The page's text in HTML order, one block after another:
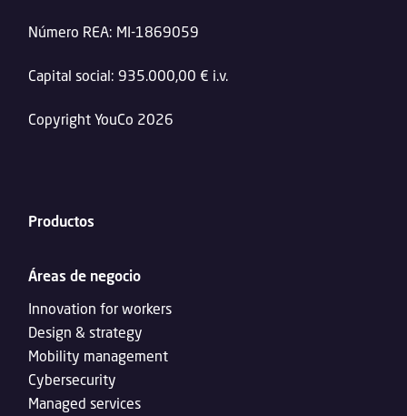
Número REA: MI-1869059
Capital social: 935.000,00 € i.v.
Copyright YouCo 2026
Productos
Áreas de negocio
Innovation for workers
Design & strategy
Mobility management
Cybersecurity
Managed services